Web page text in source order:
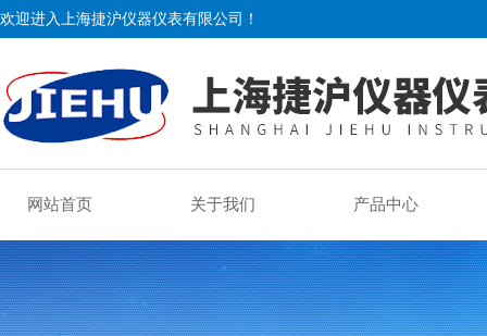
欢迎进入上海捷沪仪器仪表有限公司！
网站首页 关于我们 产品中心